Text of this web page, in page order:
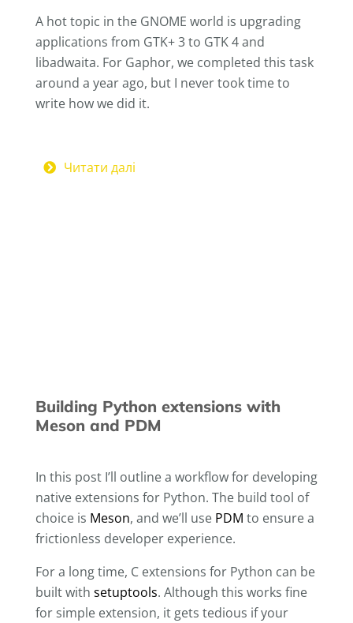
A hot topic in the GNOME world is upgrading
applications from GTK+ 3 to GTK 4 and
libadwaita. For Gaphor, we completed this task
around a year ago, but I never took time to
write how we did it.
Читати далі
Building Python extensions with
Meson and PDM
In this post I’ll outline a workflow for developing
native extensions for Python. The build tool of
choice is Meson, and we’ll use PDM to ensure a
frictionless developer experience.
For a long time, C extensions for Python can be
built with setuptools. Although this works fine
for simple extension, it gets tedious if your